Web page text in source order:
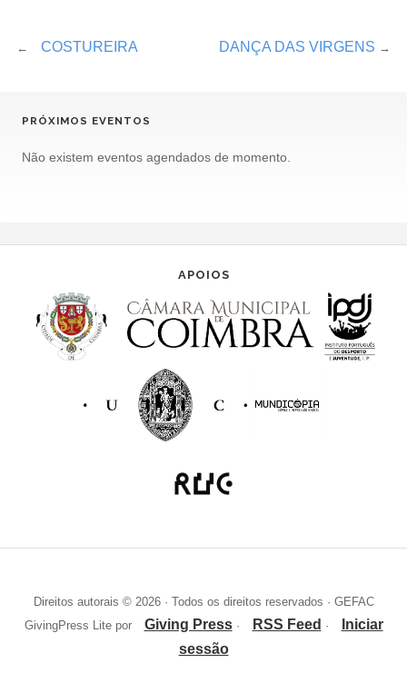
← COSTUREIRA DANÇA DAS VIRGENS →
PRÓXIMOS EVENTOS
Não existem eventos agendados de momento.
APOIOS
Direitos autorais © 2026 · Todos os direitos reservados · GEFAC
GivingPress Lite por
Giving Press· RSS Feed ·
Iniciar
sessão